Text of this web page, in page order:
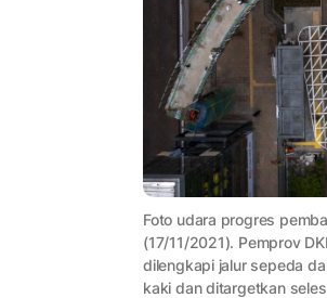
Foto udara progres
(17/11/2021). Pemprov
dilengkapi jalur sepeda
kaki dan ditargetkan